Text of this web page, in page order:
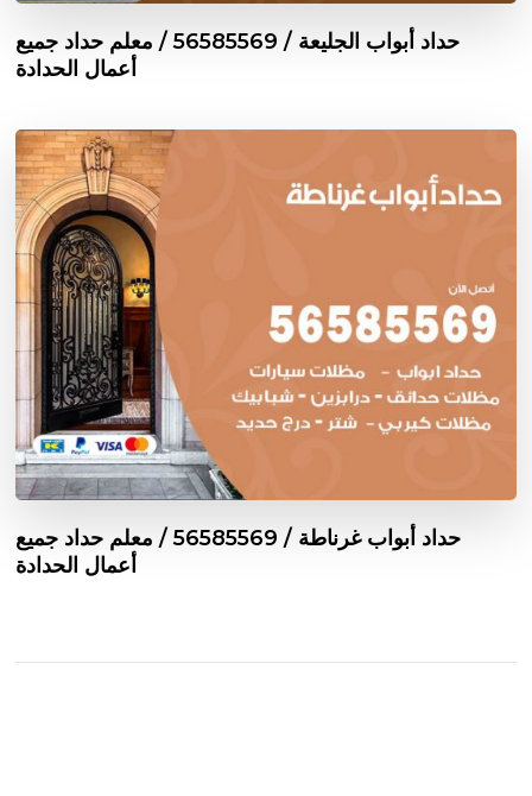
حداد أبواب الجليعة / 56585569 / معلم حداد جميع
أعمال الحدادة
حداد أبواب غرناطة / 56585569 / معلم حداد جميع
أعمال الحدادة